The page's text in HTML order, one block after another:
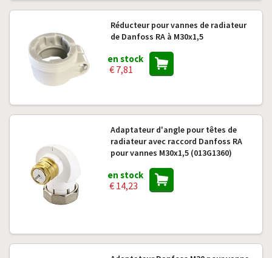
Réducteur pour vannes de radiateur
de Danfoss RA à M30x1,5
en stock
€ 7,81
Adaptateur d'angle pour têtes de
radiateur avec raccord Danfoss RA
pour vannes M30x1,5 (013G1360)
en stock
€ 14,23